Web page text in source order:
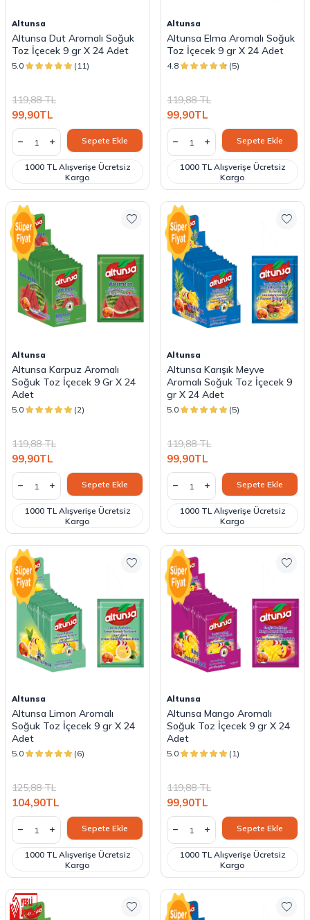
Altunsa
Altunsa Dut Aromalı Soğuk
Toz İçecek 9 gr X 24 Adet
5.0 (11)
119,88TL
99,90TL
Sepete Ekle
1000 TL Alışverişe Ücretsiz
Kargo
Altunsa
Altunsa Elma Aromalı Soğuk
Toz İçecek 9 gr X 24 Adet
4.8 (5)
119,88TL
99,90TL
Sepete Ekle
1000 TL Alışverişe Ücretsiz
Kargo
Altunsa
Altunsa Karpuz Aromalı
Soğuk Toz İçecek 9 Gr X 24
Adet
5.0 (2)
119,88TL
99,90TL
Sepete Ekle
1000 TL Alışverişe Ücretsiz
Kargo
Altunsa
Altunsa Karışık Meyve
Aromalı Soğuk Toz İçecek 9
gr X 24 Adet
5.0 (5)
119,88TL
99,90TL
Sepete Ekle
1000 TL Alışverişe Ücretsiz
Kargo
Altunsa
Altunsa Limon Aromalı
Soğuk Toz İçecek 9 gr X 24
Adet
5.0 (6)
125,88TL
104,90TL
Sepete Ekle
1000 TL Alışverişe Ücretsiz
Kargo
Altunsa
Altunsa Mango Aromalı
Soğuk Toz İçecek 9 gr X 24
Adet
5.0 (1)
119,88TL
99,90TL
Sepete Ekle
1000 TL Alışverişe Ücretsiz
Kargo